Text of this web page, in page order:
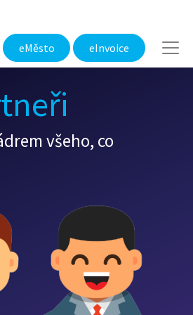
eMěsto​ eInvoice
všeho, co